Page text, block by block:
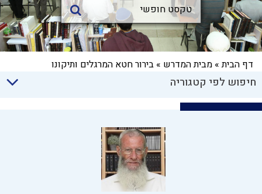
דף הבית» מבית המדרש » בירור חטא המרגלים ותיקונו
חיפוש לפי קטגוריה